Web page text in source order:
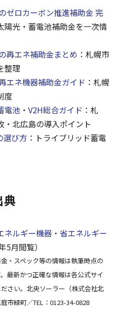
ゼロカーボン推進補助金 完
陽光・蓄電池補助金を一次情
再エネ補助金まとめ ：札幌市
整理
エネ機器補助金ガイド ：札幌
度
池・V2H総合ガイド ：札
・北広島の導入ポイント
選び方 ：トライブリッド蓄電
典
ルギー機器・省エネルギー
5月閲覧）
・スペック等の情報は執筆時点の
最新かつ正確な情報は各公式サイ
さい。北央ソーラー（株式会社北
市緑町／TEL：0123-34-0828